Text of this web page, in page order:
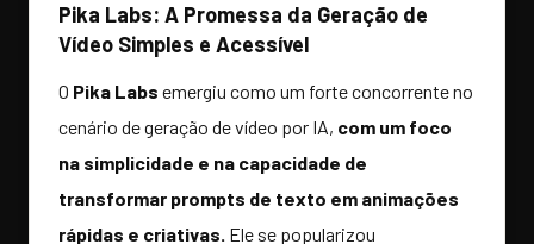
Pika Labs: A Promessa da Geração de
Vídeo Simples e Acessível
O Pika Labs emergiu como um forte concorrente no
cenário de geração de vídeo por IA, com um foco
na simplicidade e na capacidade de
transformar prompts de texto em animações
rápidas e criativas. Ele se popularizou